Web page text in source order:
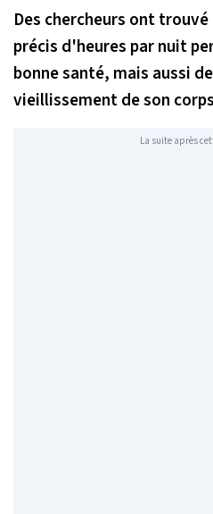
Des chercheurs ont
précis d'heures par nuit
bonne santé, mais aussi
vieillissement de son
La suite après